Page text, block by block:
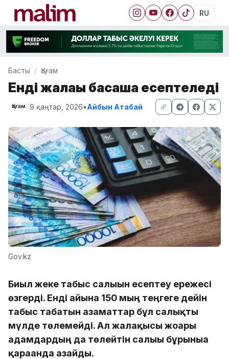
RU
Басты Қоғам
Енді жалақы басқаша есептеледі
Қоғам 9 қаңтар, 2026•Айбын Атабай
Gov.kz
Биыл жеке табыс салығын есептеу ережесі
өзгерді. Енді айына 150 мың теңгеге дейін
табыс табатын азаматтар бұл салықты
мүлде төлемейді. Ал жалақысы жоғары
адамдардың да төлейтін салығы бұрынғыға
қарағанда азайды.